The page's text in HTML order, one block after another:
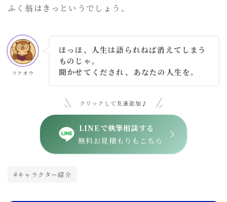
ふく翁はきっというでしょう、
フクオウ
ほっほ、人生は語られねば消えてしまう
ものじゃ。
聞かせてくだされ、あなたの人生を。
クリックして友達追加♪
LINEで執筆相談する
無料お見積もりもこちら
#キャラクター紹介